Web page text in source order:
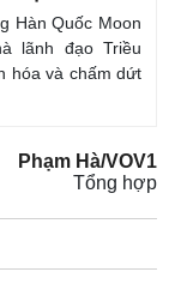
Hàn Quốc Moon
lãnh đạo Triều
hóa và chấm dứt
Phạm Hà/VOV1
Tổng hợp